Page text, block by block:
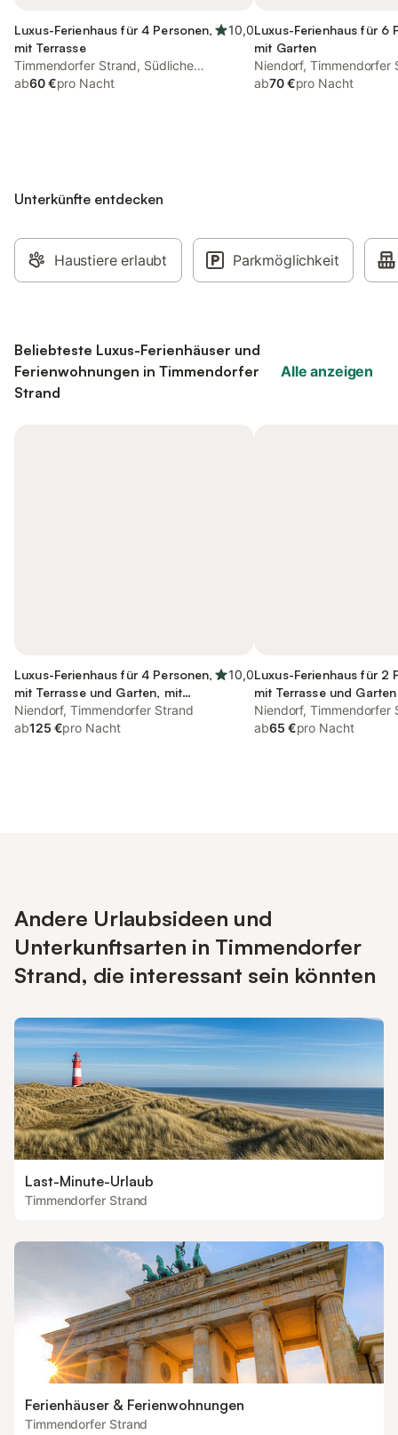
Luxus-Ferienhaus für 4 Personen,
mit Terrasse
10,0
Timmendorfer Strand, Südliche
Ostseeküste
ab60 €pro Nacht
Luxus-Ferienhaus für 6
mit Garten
Niendorf, Timmendorfer
ab70 €pro Nacht
Unterkünfte entdecken
Haustiere erlaubt Parkmöglichkeit
Beliebteste Luxus-Ferienhäuser und
Ferienwohnungen in Timmendorfer
Strand
Alle anzeigen
Luxus-Ferienhaus für 4 Personen,
mit Terrasse und Garten, mit
Haustier
10,0
Niendorf, Timmendorfer Strand
ab125 €pro Nacht
Luxus-Ferienhaus für 2
mit Terrasse und
Sauna
Niendorf, Timmendorfer
ab65 €pro Nacht
Andere Urlaubsideen und
Unterkunftsarten in Timmendorfer
Strand, die interessant sein könnten
Last-Minute-Urlaub
Timmendorfer Strand
Ferienhäuser & Ferienwohnungen
Timmendorfer Strand